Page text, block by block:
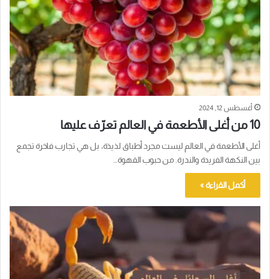
أغسطس 12, 2024
10 من أغلى الأطعمة في العالم تعرّف عليها
أغلى الأطعمة في العالم ليست مجرد أطباق لذيذة، بل هي تجارب فاخرة تجمع
بين النكهة الفريدة والندرة. من حبوب القهوة…
أكمل القراءة »